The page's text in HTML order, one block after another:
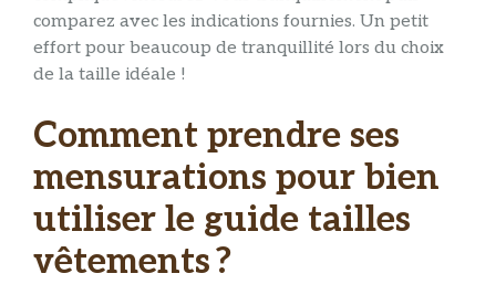
comparez avec les indications fournies. Un petit
effort pour beaucoup de tranquillité lors du choix
de la taille idéale !
Comment prendre ses
mensurations pour bien
utiliser le guide tailles
vêtements ?